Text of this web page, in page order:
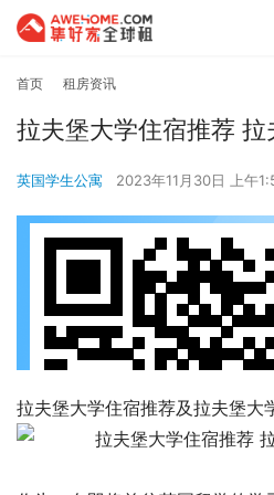
首页 租房资讯
拉夫堡大学住宿推荐
英国学生公寓 2023年11月30日 上午
拉夫堡大学住宿推荐及拉夫堡大